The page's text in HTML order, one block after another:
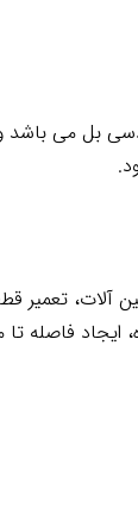
با استاندارد محدوده ی
تعمیر
فاصله تا